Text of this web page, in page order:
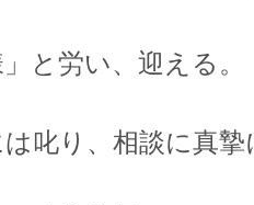
と労い、迎える。
叱り、相談に真